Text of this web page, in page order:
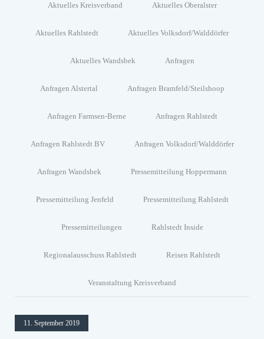
Aktuelles Kreisverband Aktuelles Oberalster
Aktuelles Rahlstedt Aktuelles Volksdorf/Walddörfer
Aktuelles Wandsbek Anfragen
Anfragen Alstertal Anfragen Bramfeld/Steilshoop
Anfragen Farmsen-Berne Anfragen Rahlstedt
Anfragen Rahlstedt BV Anfragen Volksdorf/Walddörfer
Anfragen Wandsbek Pressemitteilung Hoppermann
Pressemitteilung Jenfeld Pressemitteilung Rahlstedt
Pressemitteilungen Rahlstedt Inside
Regionalausschuss Rahlstedt Reisen Rahlstedt
Veranstaltung Kreisverband
11. September 2019